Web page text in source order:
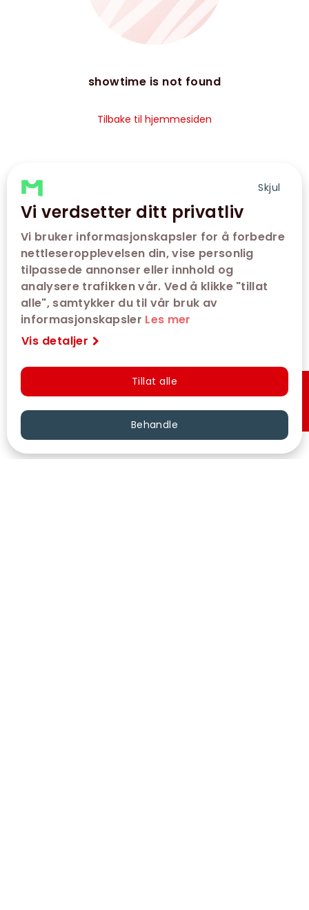
Skjul
Vi verdsetter ditt privatliv
Vi bruker informasjonskapsler for å forbedre
nettleseropplevelsen din, vise personlig
tilpassede annonser eller innhold og
analysere trafikken vår. Ved å klikke "tillat
alle", samtykker du til vår bruk av
informasjonskapsler Les mer
Vis detaljer
Tillat alle
Behandle
showtime is not found
Tilbake til hjemmesiden
Hurtigkjøp